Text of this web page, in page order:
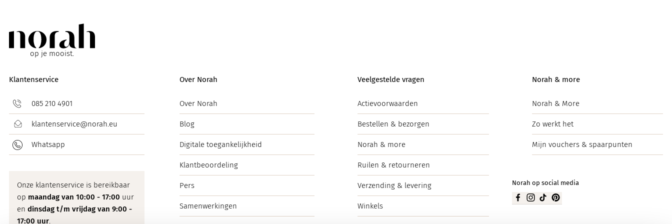
op je mooist.
Klantenservice
085 210 4901
klantenservice@norah.eu
Whatsapp
Onze klantenservice is bereikbaar
op maandag van 10:00 - 17:00 uur
en dinsdag t/m vrijdag van 9:00 -
17:00 uur.
Over Norah
Over Norah
Blog
Digitale toegankelijkheid
Klantbeoordeling
Pers
Samenwerkingen
Veelgestelde vragen
Actievoorwaarden
Bestellen & bezorgen
Norah & more
Ruilen & retourneren
Verzending & levering
Winkels
Norah & more
Norah & More
Zo werkt het
Mijn vouchers & spaarpunten
Norah op social media